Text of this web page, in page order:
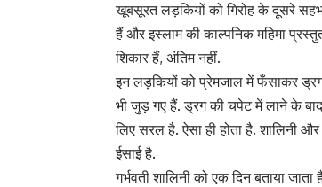
खूबसूरत लड़कियों को गिरोह के दूसरे
हैं और इस्लाम की काल्पनिक महिमा
शिकार हैं, अंतिम नहीं.
इन लड़कियों को प्रेमजाल में फँसाकर
भी जुड़ गए हैं. ड्रग की चपेट में लाने के
लिए सरल है. ऐसा ही होता है. शालिनी
ईसाई है.
गर्भवती शालिनी को एक दिन बताया